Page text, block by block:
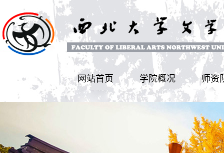
网站首页 学院概况 师资